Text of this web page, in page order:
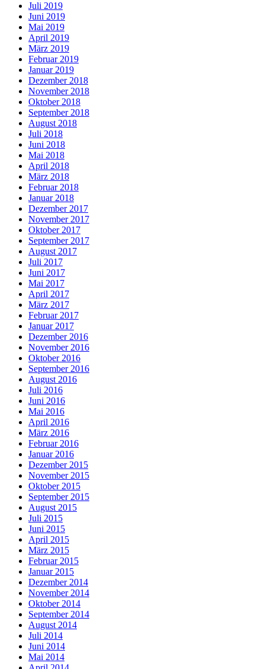
Juli 2019
Juni 2019
Mai 2019
April 2019
März 2019
Februar 2019
Januar 2019
Dezember 2018
November 2018
Oktober 2018
September 2018
August 2018
Juli 2018
Juni 2018
Mai 2018
April 2018
März 2018
Februar 2018
Januar 2018
Dezember 2017
November 2017
Oktober 2017
September 2017
August 2017
Juli 2017
Juni 2017
Mai 2017
April 2017
März 2017
Februar 2017
Januar 2017
Dezember 2016
November 2016
Oktober 2016
September 2016
August 2016
Juli 2016
Juni 2016
Mai 2016
April 2016
März 2016
Februar 2016
Januar 2016
Dezember 2015
November 2015
Oktober 2015
September 2015
August 2015
Juli 2015
Juni 2015
April 2015
März 2015
Februar 2015
Januar 2015
Dezember 2014
November 2014
Oktober 2014
September 2014
August 2014
Juli 2014
Juni 2014
Mai 2014